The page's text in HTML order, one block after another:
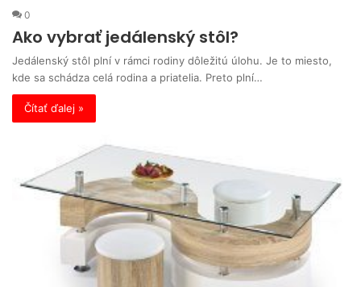
0
Ako vybrať jedálenský stôl?
Jedálenský stôl plní v rámci rodiny dôležitú úlohu. Je to miesto,
kde sa schádza celá rodina a priatelia. Preto plní…
Čítať ďalej »